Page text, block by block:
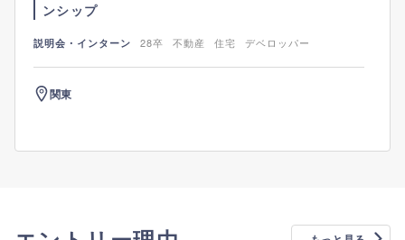
ンシップ
説明会・インターン 28卒 不動産 住宅 デベロッパー
関東